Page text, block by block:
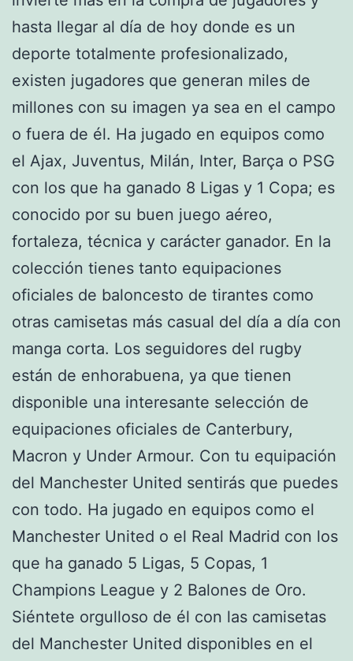
hasta llegar al día de hoy donde es un
deporte totalmente profesionalizado,
existen jugadores que generan miles de
millones con su imagen ya sea en el campo
o fuera de él. Ha jugado en equipos como
el Ajax, Juventus, Milán, Inter, Barça o PSG
con los que ha ganado 8 Ligas y 1 Copa; es
conocido por su buen juego aéreo,
fortaleza, técnica y carácter ganador. En la
colección tienes tanto equipaciones
oficiales de baloncesto de tirantes como
otras camisetas más casual del día a día con
manga corta. Los seguidores del rugby
están de enhorabuena, ya que tienen
disponible una interesante selección de
equipaciones oficiales de Canterbury,
Macron y Under Armour. Con tu equipación
del Manchester United sentirás que puedes
con todo. Ha jugado en equipos como el
Manchester United o el Real Madrid con los
que ha ganado 5 Ligas, 5 Copas, 1
Champions League y 2 Balones de Oro.
Siéntete orgulloso de él con las camisetas
del Manchester United disponibles en el